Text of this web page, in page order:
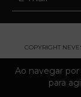
Ao navegar
para
COPYRIGHT